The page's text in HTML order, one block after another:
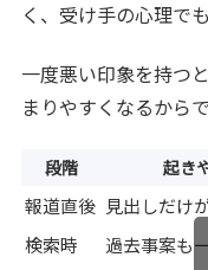
く、受け手の心理で
一度悪い印象を持つ
まりやすくなるからで
段階 起き
報道直後 見出しだけ
検索時
過去事案も